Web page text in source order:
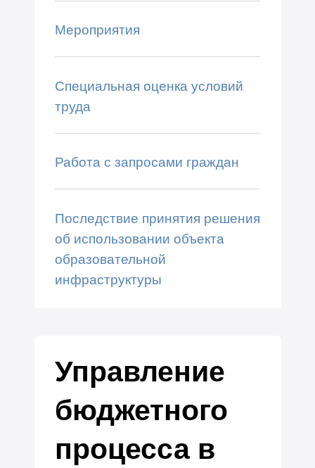
Мероприятия
Специальная оценка условий
труда
Работа с запросами граждан
Последствие принятия решения
об использовании объекта
образовательной
инфраструктуры
Управление
бюджетного
процесса в